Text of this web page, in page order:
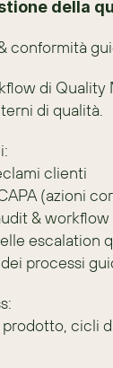
della
conformità
di
di qualità.
clienti
CAPA (azioni
&
escalation
dei processi
cicli